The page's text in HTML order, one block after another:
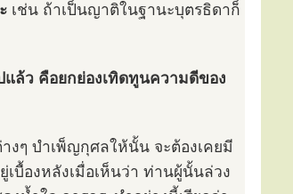
เช่น ถ้าเป็นญาติในฐานะบุตรธิดาก็
ล้ว คือยกย่องเทิดทูนความดีของ
งๆ บำเพ็ญกุศลให้นั้น จะต้องเคยมี
บื้องหลังเมื่อเห็นว่า ท่านผู้นั้นล่วง